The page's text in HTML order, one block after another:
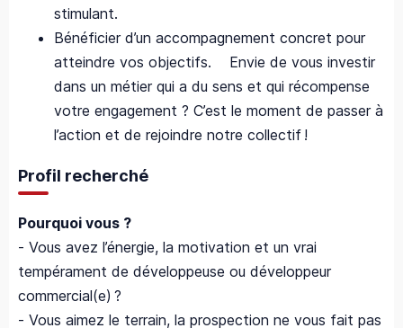
stimulant.
Bénéficier d’un accompagnement concret pour
atteindre vos objectifs. Envie de vous investir
dans un métier qui a du sens et qui récompense
votre engagement ? C’est le moment de passer à
l’action et de rejoindre notre collectif !
Profil recherché
Pourquoi vous ?
- Vous avez l’énergie, la motivation et un vrai
tempérament de développeuse ou développeur
commercial(e) ?
- Vous aimez le terrain, la prospection ne vous fait pas